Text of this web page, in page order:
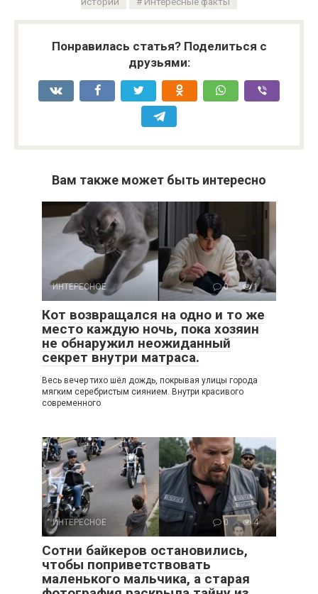
Понравилась статья? Поделиться с
друзьями:
Вам также может быть интересно
ИНТЕРЕСНОЕ 0 1
Кот возвращался на одно и то же
место каждую ночь, пока хозяин
не обнаружил неожиданный
секрет внутри матраса.
Весь вечер тихо шёл дождь, покрывая улицы города
мягким серебристым сиянием. Внутри красивого
современного
ИНТЕРЕСНОЕ 0 4
Сотни байкеров остановились,
чтобы поприветствовать
маленького мальчика, а старая